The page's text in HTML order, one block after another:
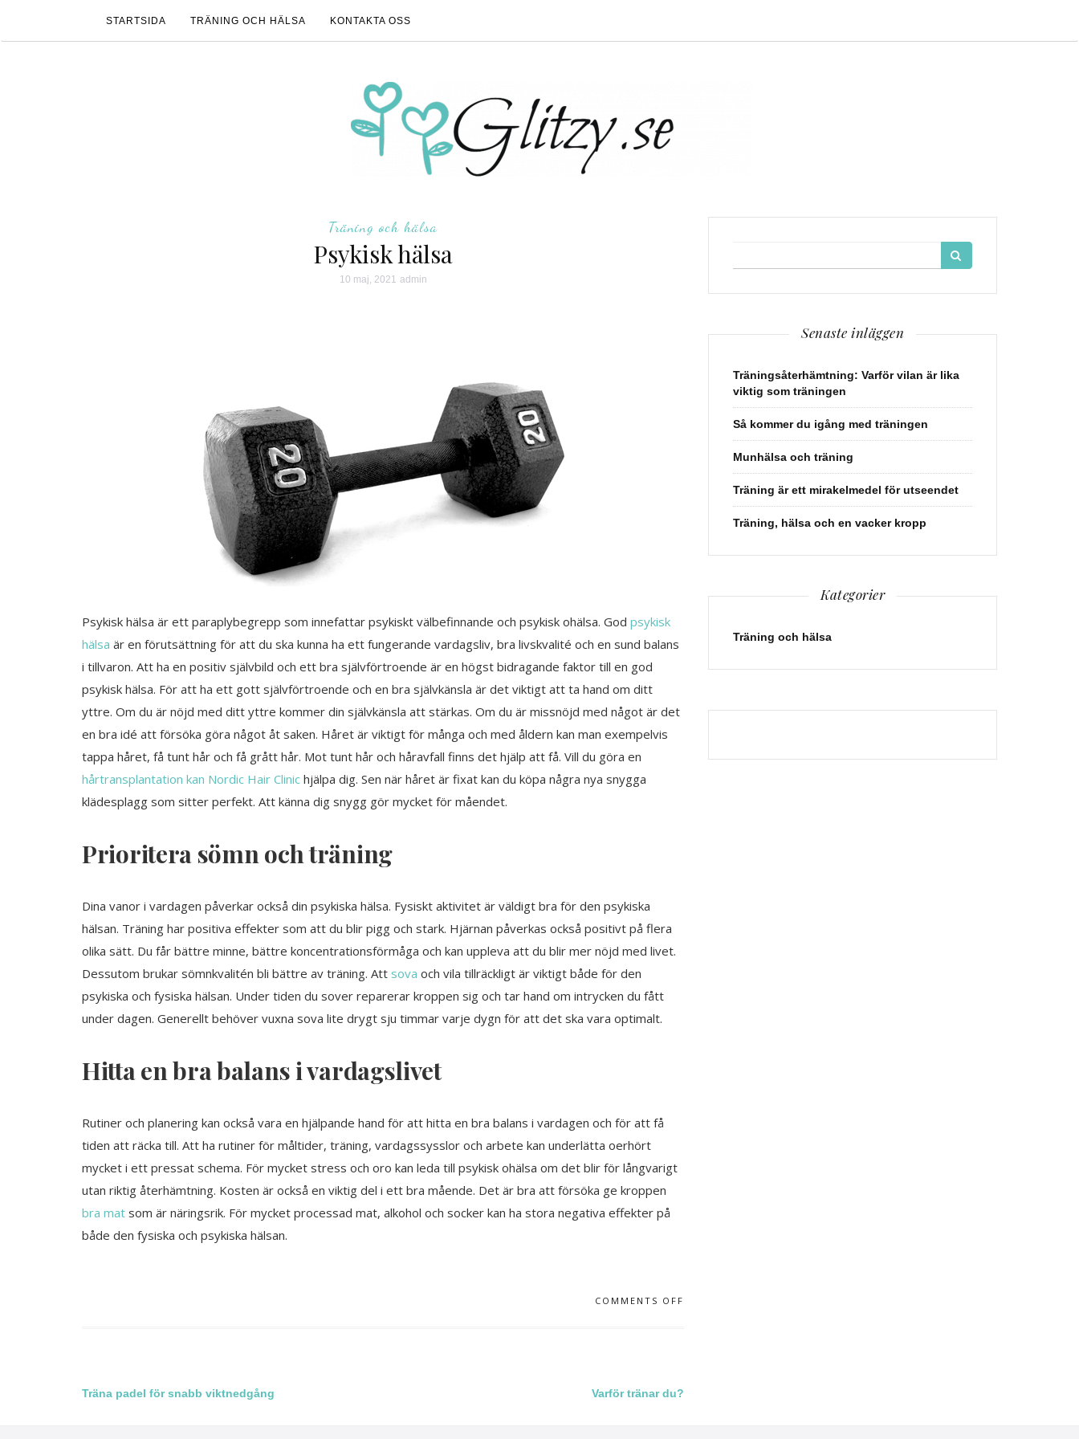
STARTSIDA TRÄNING OCH HÄLSA KONTAKTA OSS
Träning och hälsa
Psykisk hälsa
10 maj, 2021 admin
Psykisk hälsa är ett paraplybegrepp som innefattar psykiskt välbefinnande och psykisk ohälsa. God psykisk
hälsa är en förutsättning för att du ska kunna ha ett fungerande vardagsliv, bra livskvalité och en sund balans
i tillvaron. Att ha en positiv självbild och ett bra självförtroende är en högst bidragande faktor till en god
psykisk hälsa. För att ha ett gott självförtroende och en bra självkänsla är det viktigt att ta hand om ditt
yttre. Om du är nöjd med ditt yttre kommer din självkänsla att stärkas. Om du är missnöjd med något är det
en bra idé att försöka göra något åt saken. Håret är viktigt för många och med åldern kan man exempelvis
tappa håret, få tunt hår och få grått hår. Mot tunt hår och håravfall finns det hjälp att få. Vill du göra en
hårtransplantation kan Nordic Hair Clinic hjälpa dig. Sen när håret är fixat kan du köpa några nya snygga
klädesplagg som sitter perfekt. Att känna dig snygg gör mycket för måendet.
Prioritera sömn och träning
Dina vanor i vardagen påverkar också din psykiska hälsa. Fysiskt aktivitet är väldigt bra för den psykiska
hälsan. Träning har positiva effekter som att du blir pigg och stark. Hjärnan påverkas också positivt på flera
olika sätt. Du får bättre minne, bättre koncentrationsförmåga och kan uppleva att du blir mer nöjd med livet.
Dessutom brukar sömnkvalitén bli bättre av träning. Att sova och vila tillräckligt är viktigt både för den
psykiska och fysiska hälsan. Under tiden du sover reparerar kroppen sig och tar hand om intrycken du fått
under dagen. Generellt behöver vuxna sova lite drygt sju timmar varje dygn för att det ska vara optimalt.
Hitta en bra balans i vardagslivet
Rutiner och planering kan också vara en hjälpande hand för att hitta en bra balans i vardagen och för att få
tiden att räcka till. Att ha rutiner för måltider, träning, vardagssysslor och arbete kan underlätta oerhört
mycket i ett pressat schema. För mycket stress och oro kan leda till psykisk ohälsa om det blir för långvarigt
utan riktig återhämtning. Kosten är också en viktig del i ett bra mående. Det är bra att försöka ge kroppen
bra mat som är näringsrik. För mycket processad mat, alkohol och socker kan ha stora negativa effekter på
både den fysiska och psykiska hälsan.
COMMENTS OFF
Inläggsnavigering
Träna padel för snabb viktnedgång Varför tränar du?
Senaste inläggen
Träningsåterhämtning: Varför vilan är lika
viktig som träningen
Så kommer du igång med träningen
Munhälsa och träning
Träning är ett mirakelmedel för utseendet
Träning, hälsa och en vacker kropp
Kategorier
Träning och hälsa